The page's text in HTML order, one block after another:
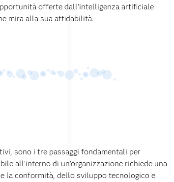
offerte dall’intelligenza artificiale
mira alla sua affidabilità.
sono i tre passaggi fondamentali per
all'interno di un'organizzazione richiede una
la conformità, dello sviluppo tecnologico e